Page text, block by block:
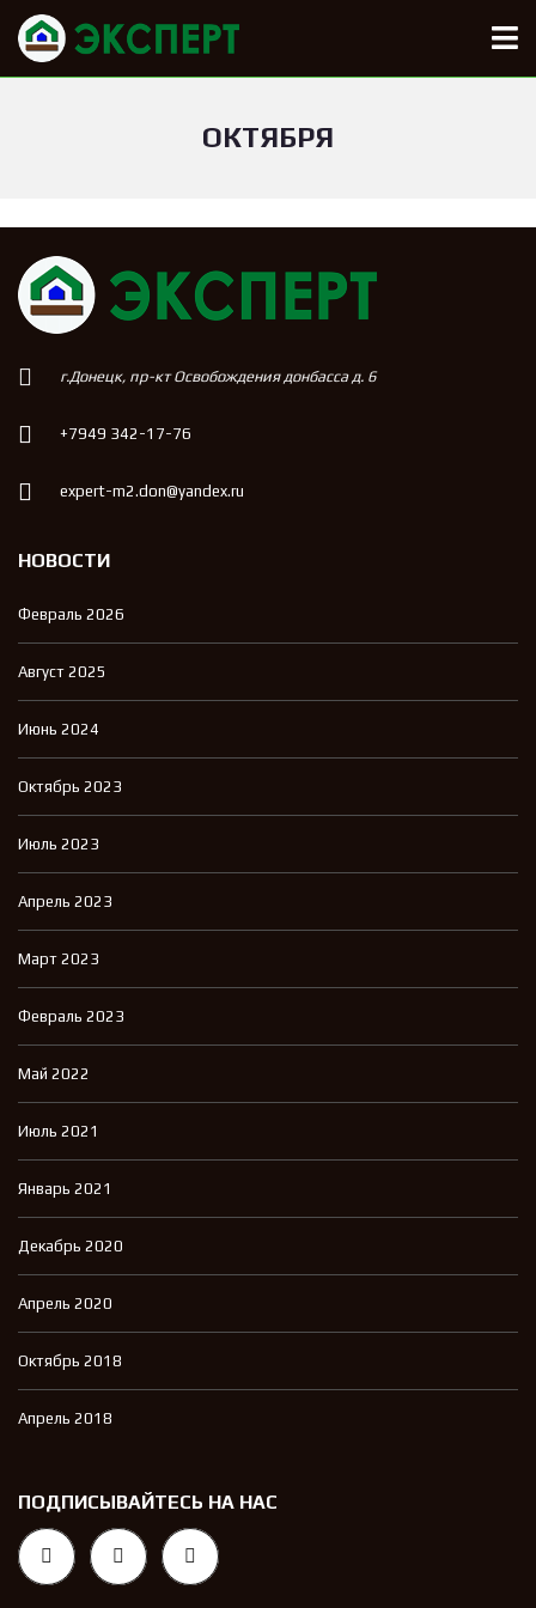
ОКТЯБРЯ
г.Донецк, пр-кт Освобождения донбасса д. 6
+7949 342-17-76
expert-m2.don@yandex.ru
НОВОСТИ
Февраль 2026
Август 2025
Июнь 2024
Октябрь 2023
Июль 2023
Апрель 2023
Март 2023
Февраль 2023
Май 2022
Июль 2021
Январь 2021
Декабрь 2020
Апрель 2020
Октябрь 2018
Апрель 2018
ПОДПИСЫВАЙТЕСЬ НА НАС